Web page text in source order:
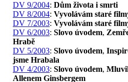
DV 9/2004: Dům života i smrti
DV 8/2004: Vyvolávám staré
DV 7/2003: Vyvolávám staré
DV 6/2003: Slovo úvodem,
Hrabě
DV 5/2003: Slovo úvodem,
jsme Hrabala
DV 4/2003: Slovo úvodem,
Allenem Ginsbergem